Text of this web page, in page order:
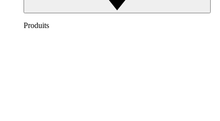
Produits